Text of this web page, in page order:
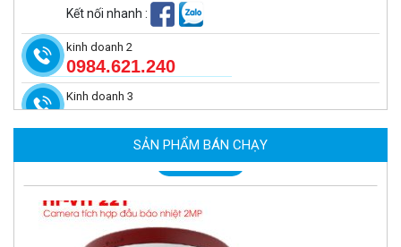
Kết nối nhanh :
kinh doanh 2
0984.621.240
Kinh doanh 3
SẢN PHẨM BÁN CHẠY
Camera báo cháy 4MP Hikfire HF-VR 343
MUA NGAY